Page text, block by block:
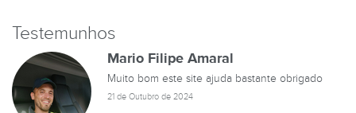
Testemunhos
Mario Filipe Amaral
Muito bom este site ajuda bastante obrigado
21 de Outubro de 2024